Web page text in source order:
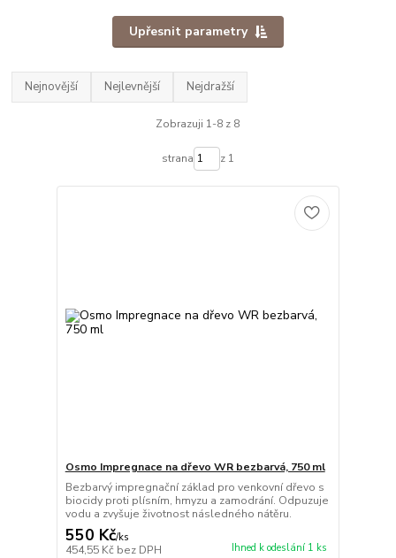
Upřesnit parametry
Nejnovější Nejlevnější Nejdražší
Zobrazuji 1-8 z 8
strana z 1
Osmo Impregnace na dřevo WR bezbarvá, 750 ml
Bezbarvý impregnační základ pro venkovní dřevo s
biocidy proti plísním, hmyzu a zamodrání. Odpuzuje
vodu a zvyšuje životnost následného nátěru.
550 Kč/ks
454,55 Kč bez DPH Ihned k odeslání 1 ks